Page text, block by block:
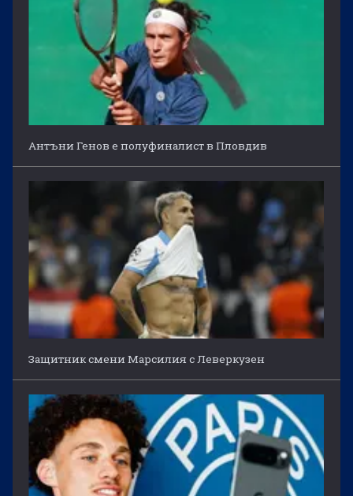
Антъни Генов е полуфиналист в Пловдив
Защитник смени Марсилия с Леверкузен